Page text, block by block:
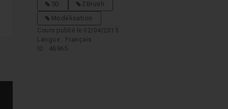
3D
ZBrush
Modélisation
Cours publié le 02/04/2015
Langue : Français
ID : 48965